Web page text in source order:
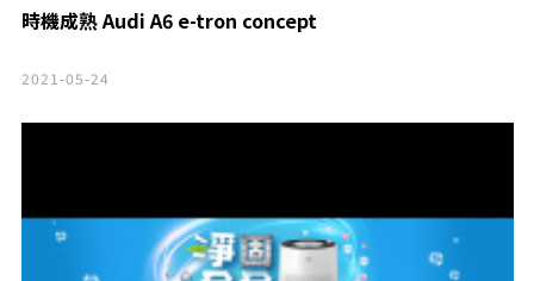
時機成熟 Audi A6 e-tron concept
2021-05-24